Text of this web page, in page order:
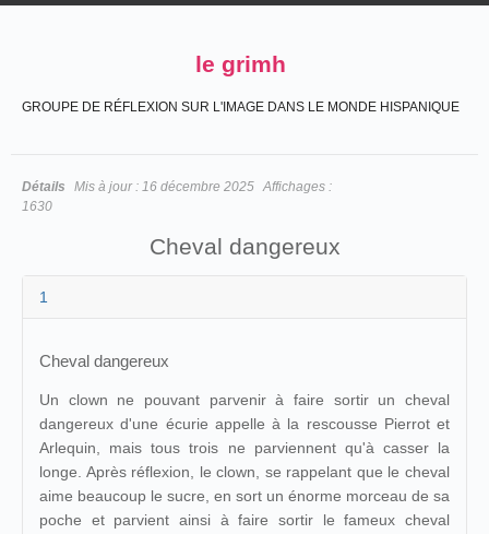
le grimh
GROUPE DE RÉFLEXION SUR L'IMAGE DANS LE MONDE HISPANIQUE
Détails Mis à jour : 16 décembre 2025 Affichages :
1630
Cheval dangereux
1
Cheval dangereux
Un clown ne pouvant parvenir à faire sortir un cheval
dangereux d'une écurie appelle à la rescousse Pierrot et
Arlequin, mais tous trois ne parviennent qu'à casser la
longe. Après réflexion, le clown, se rappelant que le cheval
aime beaucoup le sucre, en sort un énorme morceau de sa
poche et parvient ainsi à faire sortir le fameux cheval